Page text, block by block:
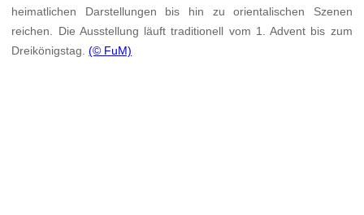
heimatlichen Darstellungen bis hin zu orientalischen Szenen
reichen. Die Ausstellung läuft traditionell vom 1. Advent bis zum
Dreikönigstag.(© FuM)